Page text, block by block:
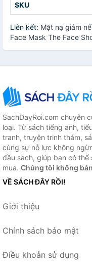
SKU
Liên kết: Mặt nạ giảm
Face Mask The Face
SachDayRoi.com chuyên
loại. Từ sách tiếng anh,
tranh, truyện trinh thám,
cùng sự nỗ lực không
đầu sách, giúp bạn có thể
mua. Chúng tôi không
VỀ SÁCH ĐÂY RỒI!
Giới thiệu
Chính sách bảo mật
Điều khoản sử dụng